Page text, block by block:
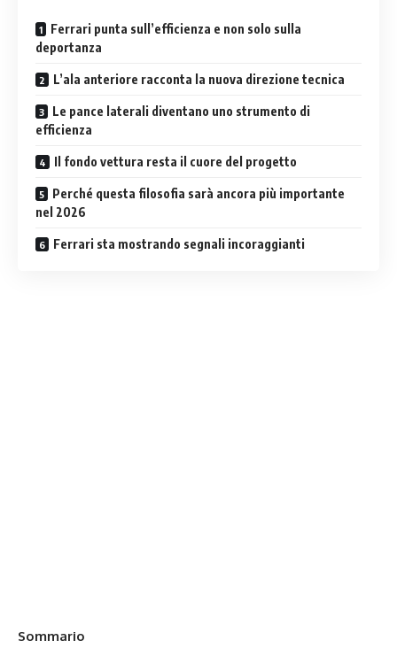
Ferrari punta sull’efficienza e non solo sulla
deportanza
L’ala anteriore racconta la nuova direzione tecnica
Le pance laterali diventano uno strumento di
efficienza
Il fondo vettura resta il cuore del progetto
Perché questa filosofia sarà ancora più importante
nel 2026
Ferrari sta mostrando segnali incoraggianti
Sommario